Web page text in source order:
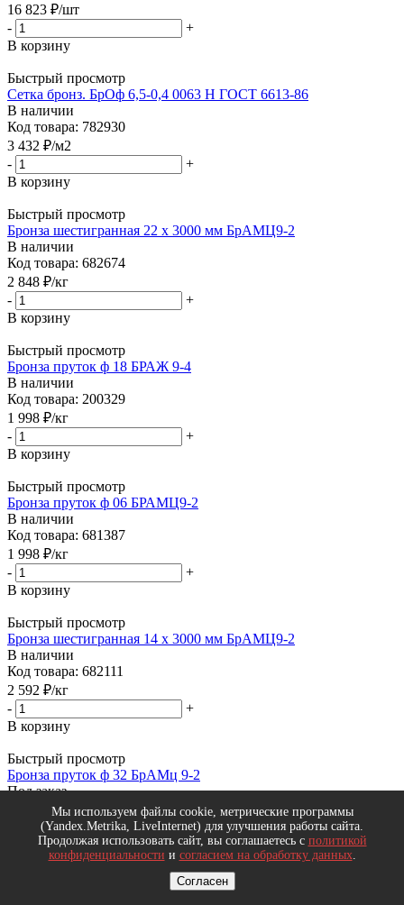
16 823 ₽/шт
-
+
В корзину
Быстрый просмотр
Сетка бронз. БрОф 6,5-0,4 0063 Н ГОСТ 6613-86
В наличии
Код товара: 782930
3 432 ₽/м2
-
+
В корзину
Быстрый просмотр
Бронза шестигранная 22 х 3000 мм БрАМЦ9-2
В наличии
Код товара: 682674
2 848 ₽/кг
-
+
В корзину
Быстрый просмотр
Бронза пруток ф 18 БРАЖ 9-4
В наличии
Код товара: 200329
1 998 ₽/кг
-
+
В корзину
Быстрый просмотр
Бронза пруток ф 06 БРАМЦ9-2
В наличии
Код товара: 681387
1 998 ₽/кг
-
+
В корзину
Быстрый просмотр
Бронза шестигранная 14 х 3000 мм БрАМЦ9-2
В наличии
Код товара: 682111
2 592 ₽/кг
-
+
В корзину
Быстрый просмотр
Бронза пруток ф 32 БрАМц 9-2
Под заказ
Код товара: 200464
Цена по запросу
Под заказ
Бронза пруток ф 65 БрАЖ9-4
Мы используем файлы cookie, метрические программы
(Yandex.Metrika, LiveInternet) для улучшения работы сайта.
Продолжая использовать сайт, вы соглашаетесь с политикой
конфиденциальности и согласием на обработку данных.
Согласен